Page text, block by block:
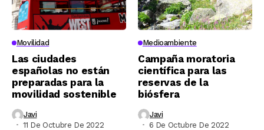
Movilidad
Las ciudades
españolas no están
preparadas para la
movilidad sostenible
Javi
11 De Octubre De 2022
Medioambiente
Campaña moratoria
científica para las
reservas de la
biósfera
Javi
6 De Octubre De 2022